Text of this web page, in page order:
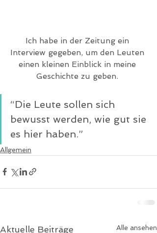
Ich habe in der Zeitung ein
Interview gegeben, um den Leuten
einen kleinen Einblick in meine
Geschichte zu geben.
“Die Leute sollen sich
bewusst werden, wie gut sie
es hier haben.”
Allgemein
Aktuelle Beiträge Alle ansehen